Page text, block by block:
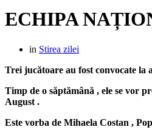
ECHIPA
in Stirea zilei
Trei jucătoare au fost convocate
Timp de o săptămână , ele se vor
August .
Este vorba de Mihaela Costan ,